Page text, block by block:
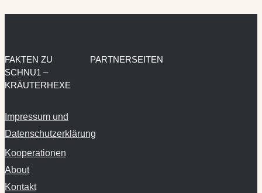
FAKTEN ZU
SCHNU1 –
KRÄUTERHEXE
Impressum und
Datenschutzerklärung
Kooperationen
About
Kontakt
PARTNERSEITEN